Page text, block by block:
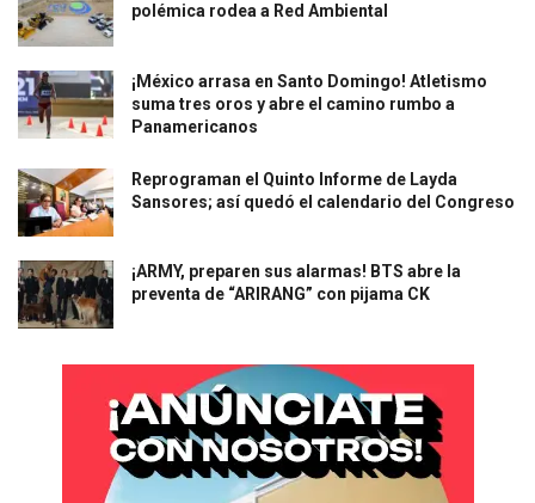
polémica rodea a Red Ambiental
¡México arrasa en Santo Domingo! Atletismo
suma tres oros y abre el camino rumbo a
Panamericanos
Reprograman el Quinto Informe de Layda
Sansores; así quedó el calendario del Congreso
¡ARMY, preparen sus alarmas! BTS abre la
preventa de “ARIRANG” con pijama CK